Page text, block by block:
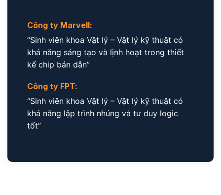
Công ty Marvell:
“Sinh viên khoa Vật lý – Vật lý kỹ thuật có
khả năng sáng tạo và lịnh hoạt trong thiết
kế chip bán dẫn”
Công ty FPT:
“Sinh viên khoa Vật lý – Vật lý kỹ thuật có
khả năng lập trình nhúng và tư duy logic
tốt”